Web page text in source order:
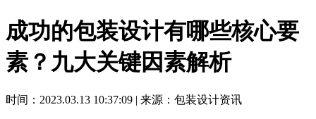
成功的包装设计有哪些核心要
素？九大关键因素解析
时间：2023.03.13 10:37:09 | 来源：包装设计资讯